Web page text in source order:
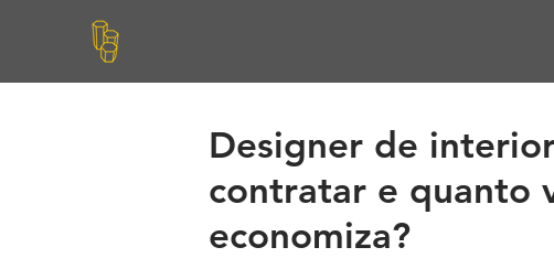
Designer de
contratar e quanto
economiza?